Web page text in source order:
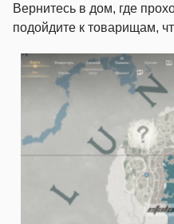
Вернитесь в дом, где
подойдите к товарищам,